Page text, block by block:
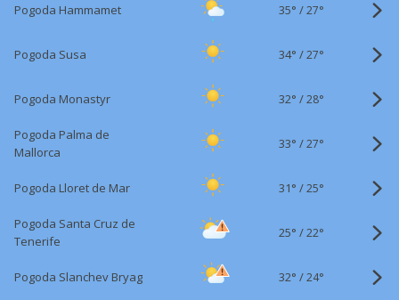
Pogoda Hammamet 35° /27°
Pogoda Susa 34° /27°
Pogoda Monastyr 32° /28°
Pogoda Palma de
Mallorca
33° /27°
Pogoda Lloret de Mar 31° /25°
Pogoda Santa Cruz de
Tenerife
25° /22°
Pogoda Slanchev Bryag 32° /24°